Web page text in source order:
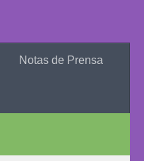
Notas de Prensa